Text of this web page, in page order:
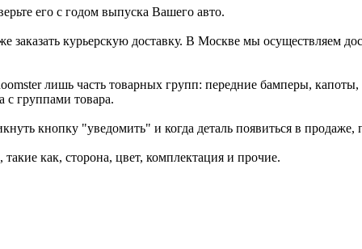
его с годом выпуска Вашего авто.
заказать курьерскую доставку. В Москве мы осуществляем
лишь часть товарных групп: передние бамперы,
с группами товара.
кнопку "уведомить" и когда деталь появиться в
как, сторона, цвет, комплектация и прочие.